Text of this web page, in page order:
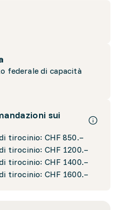
federale di capacità
sui
tirocinio: CHF 850.–
tirocinio: CHF 1200.–
tirocinio: CHF 1400.–
tirocinio: CHF 1600.–